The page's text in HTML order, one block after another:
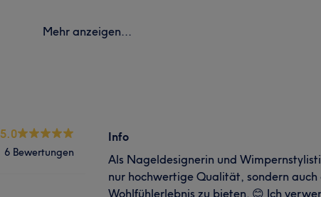
Mehr anzeigen...
5.0
6 Bewertungen
Info
Als Nageldesignerin und
nur hochwertige Qualität, sondern auch
Wohlfühlerlebnis zu bieten. 😊 Ich